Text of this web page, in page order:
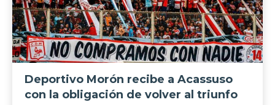
Deportivo Morón recibe a Acassuso
con la obligación de volver al triunfo